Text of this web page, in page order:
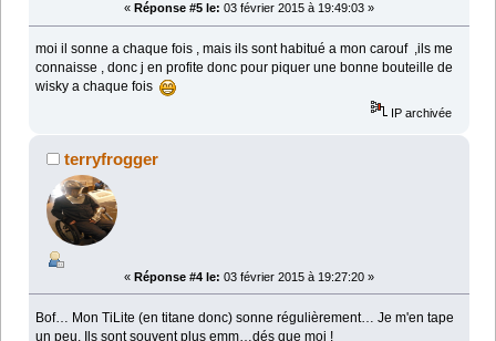
« Réponse #5 le: 03 février 2015 à 19:49:03 »
moi il sonne a chaque fois , mais ils sont habitué a mon carouf ,ils me
connaisse , donc j en profite donc pour piquer une bonne bouteille de
wisky a chaque fois
IP archivée
terryfrogger
« Réponse #4 le: 03 février 2015 à 19:27:20 »
Bof… Mon TiLite (en titane donc) sonne régulièrement… Je m'en tape
un peu. Ils sont souvent plus emm…dés que moi !